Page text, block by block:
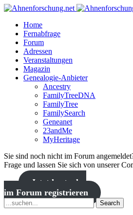
Home
Fernabfrage
Forum
Adressen
Veranstaltungen
Magazin
Genealogie-Anbieter
Ancestry
FamilyTreeDNA
FamilyTree
FamilySearch
Geneanet
23andMe
MyHeritage
Sie sind noch nicht im Forum
Frage und lassen Sie sich von unserer
Jetzt kostenlos
im Forum registrieren
Search